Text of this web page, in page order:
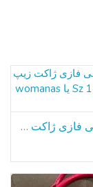
جبهه شمالی فازی ژاکت زیپ دختران Sz 14-16 یا womanas کوچک